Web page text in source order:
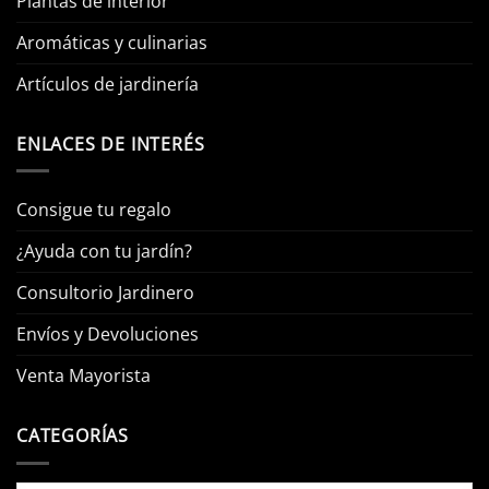
Aromáticas y culinarias
Artículos de jardinería
ENLACES DE INTERÉS
Consigue tu regalo
¿Ayuda con tu jardín?
Consultorio Jardinero
Envíos y Devoluciones
Venta Mayorista
CATEGORÍAS